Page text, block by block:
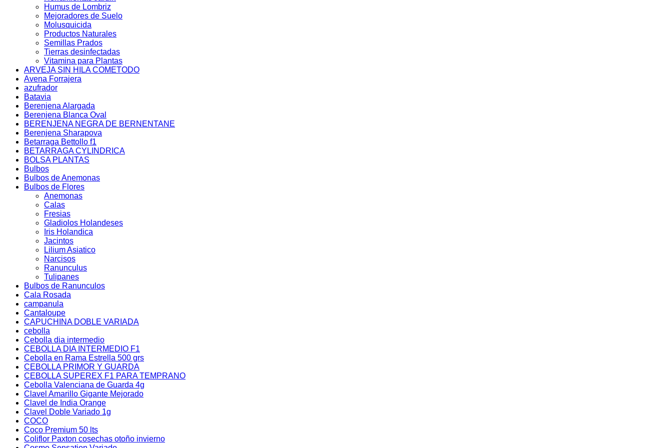
Humus de Lombriz
Mejoradores de Suelo
Molusquicida
Productos Naturales
Semillas Prados
Tierras desinfectadas
Vitamina para Plantas
ARVEJA SIN HILA COMETODO
Avena Forrajera
azufrador
Batavia
Berenjena Alargada
Berenjena Blanca Oval
BERENJENA NEGRA DE BERNENTANE
Berenjena Sharapova
Betarraga Bettollo f1
BETARRAGA CYLINDRICA
BOLSA PLANTAS
Bulbos
Bulbos de Anemonas
Bulbos de Flores
Anemonas
Calas
Fresias
Gladiolos Holandeses
Iris Holandica
Jacintos
Lilium Asiatico
Narcisos
Ranunculus
Tulipanes
Bulbos de Ranunculos
Cala Rosada
campanula
Cantaloupe
CAPUCHINA DOBLE VARIADA
cebolla
Cebolla dia intermedio
CEBOLLA DIA INTERMEDIO F1
Cebolla en Rama Estrella 500 grs
CEBOLLA PRIMOR Y GUARDA
CEBOLLA SUPEREX F1 PARA TEMPRANO
Cebolla Valenciana de Guarda 4g
Clavel Amarillo Gigante Mejorado
Clavel de India Orange
Clavel Doble Variado 1g
COCO
Coco Premium 50 lts
Coliflor Paxton cosechas otoño invierno